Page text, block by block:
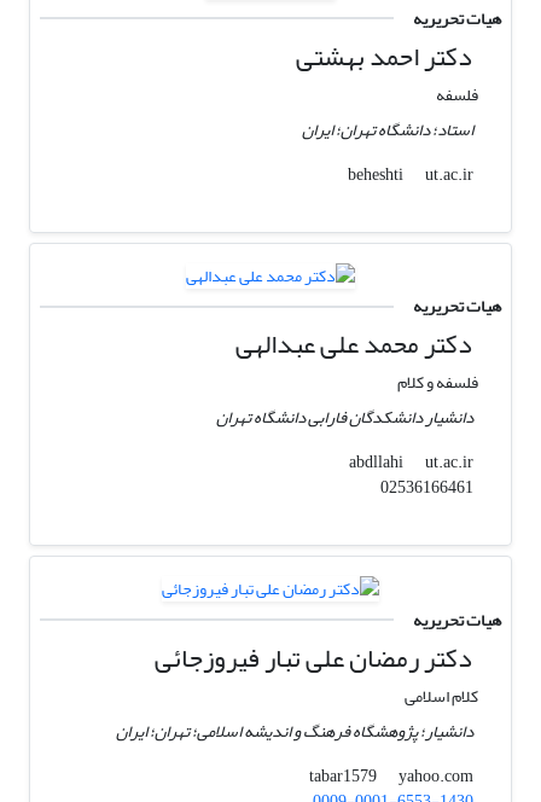
هیات تحریریه
دکتر احمد بهشتی
فلسفه
استاد؛ دانشگاه تهران؛ ایران
beheshti
ut.ac.ir
هیات تحریریه
دکتر محمد علی عبدالهی
فلسفه و کلام
دانشیار دانشکدگان فارابی دانشگاه تهران
abdllahi
ut.ac.ir
هیات تحریریه
دکتر رمضان علی تبار فیروزجائی
کلام اسلامی
دانشیار؛ پژوهشگاه فرهنگ و اندیشه اسلامی؛ تهران؛ ایران
tabar1579
yahoo.com